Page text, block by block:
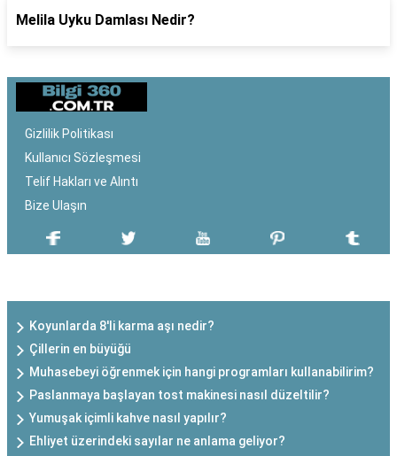
Melila Uyku Damlası Nedir?
Gizlilik Politikası
Kullanıcı Sözleşmesi
Telif Hakları ve Alıntı
Bize Ulaşın
Koyunlarda 8'li karma aşı nedir?
Çillerin en büyüğü
Muhasebeyi öğrenmek için hangi programları kullanabilirim?
Paslanmaya başlayan tost makinesi nasıl düzeltilir?
Yumuşak içimli kahve nasıl yapılır?
Ehliyet üzerindeki sayılar ne anlama geliyor?